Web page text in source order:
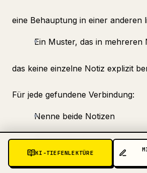
eine Behauptung in einer anderen
Ein Muster, das in mehreren
das keine einzelne Notiz explizit
Für jede gefundene Verbindung:
Nenne beide Notizen
Beschreibe die spezifische
Erkläre, warum das
KI-TIEFENLEKTÜRE